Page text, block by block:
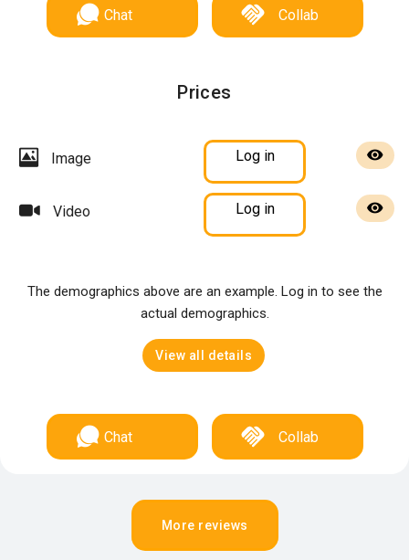
Chat Collab
Prices
Image Log in
Video Log in
The demographics above are an example. Log in to see the
actual demographics.
View all details
Chat Collab
More reviews